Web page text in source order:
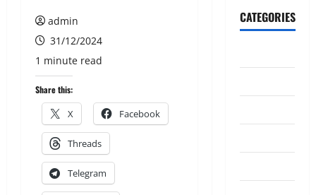
admin
31/12/2024
1 minute read
Share this:
X Facebook
Threads
Telegram
CATEGORIES